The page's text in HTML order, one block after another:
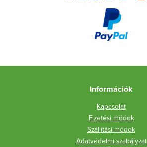
Információk
Kapcsolat
Fizetési módok
Szállítási módok
Adatvédelmi szabályzat